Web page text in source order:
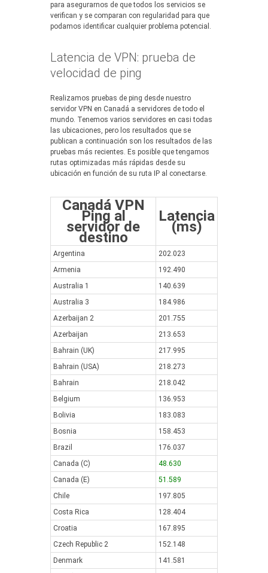
para asegurarnos de que todos los servicios se
verifican y se comparan con regularidad para que
podamos identificar cualquier problema potencial.
Latencia de VPN: prueba de
velocidad de ping
Realizamos pruebas de ping desde nuestro
servidor VPN en Canadá a servidores de todo el
mundo. Tenemos varios servidores en casi todas
las ubicaciones, pero los resultados que se
publican a continuación son los resultados de las
pruebas más recientes. Es posible que tengamos
rutas optimizadas más rápidas desde su
ubicación en función de su ruta IP al conectarse.
Canadá VPN
Ping al
servidor de
destino
Latencia
(ms)
Argentina
202.023
Armenia
192.490
Australia 1
140.639
Australia 3
184.986
Azerbaijan 2
201.755
Azerbaijan
213.653
Bahrain (UK)
217.995
Bahrain (USA)
218.273
Bahrain
218.042
Belgium
136.953
Bolivia
183.083
Bosnia
158.453
Brazil
176.037
Canada (C)
48.630
Canada (E)
51.589
Chile
197.805
Costa Rica
128.404
Croatia
167.895
Czech Republic 2
152.148
Denmark
141.581